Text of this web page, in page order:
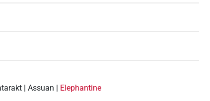
| Assuan | Elephantine